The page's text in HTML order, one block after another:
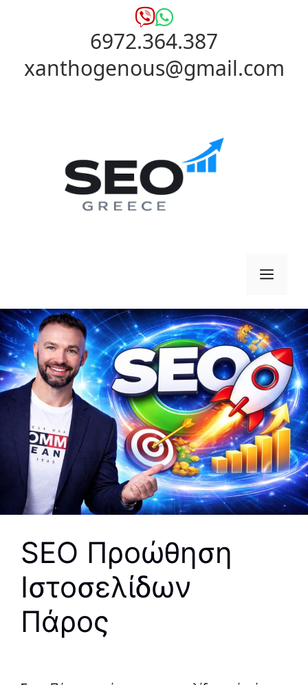
6972.364.387
xanthogenous@gmail.com
SEO Προώθηση
Ιστοσελίδων
Πάρος